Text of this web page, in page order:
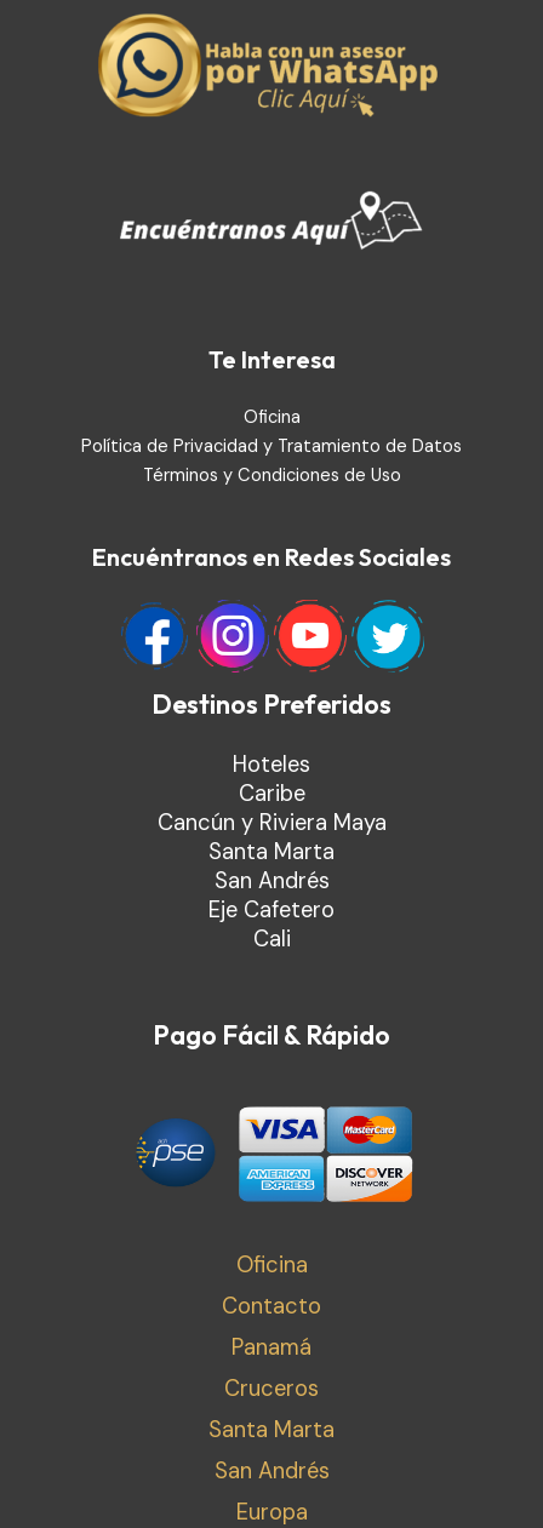
Te Interesa
Oficina
Política de Privacidad y Tratamiento de Datos
Términos y Condiciones de Uso
Encuéntranos en Redes Sociales
Destinos Preferidos
Hoteles
Caribe
Cancún y Riviera Maya
Santa Marta
San Andrés
Eje Cafetero
Cali
Pago Fácil & Rápido
Oficina
Contacto
Panamá
Cruceros
Santa Marta
San Andrés
Europa